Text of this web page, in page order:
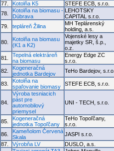
77. Kotolňa K5 STEFE ECB, s.r.o.
78.
Kotolňa na biomasu -
Dúbrava
LEHOTSKY
CAPITAL s.r.o.
79. tepláreň Žilina
MH Teplárenský
holding, a.s.
80.
Kotolňa na biomasu
(K1 a K2)
Vojenské lesy a
majetky SR, š.p.,
o.z.
81.
Tepelná elektráreň
na biomasu
Energy Edge ZC
s.r.o.
82.
Kogeneračná
jednotka Bardejov
TeHo Bardejov, s.r.o.
83.
Kotolňa na
spaľovanie biomasy
STEFE ECB, s.r.o.
84.
Výroba tesniacich
pást pre
automobilový
priemysel
UNI - TECH, s.r.o.
85.
Kogeneračná
jednotka Topoľčany
TeHo Topoľčany,
s.r.o.
86.
Kameňolom Červená
Skala
JASPI s.r.o.
87.
Výrobňa LV DUSLO, a.s.